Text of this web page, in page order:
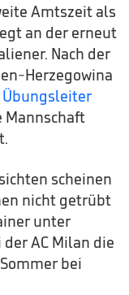
Amtszeit als
an der erneut
Nach der
Herzegowina
Übungsleiter
Mannschaft
scheinen
nicht getrübt
unter
AC Milan die
bei